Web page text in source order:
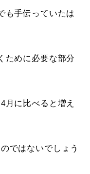
も手伝っていたは
ために必要な部分
月に比べると増え
ではないでしょう